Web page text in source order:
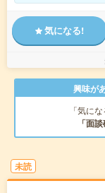
気になる!
興味が
「気に
「面
未読